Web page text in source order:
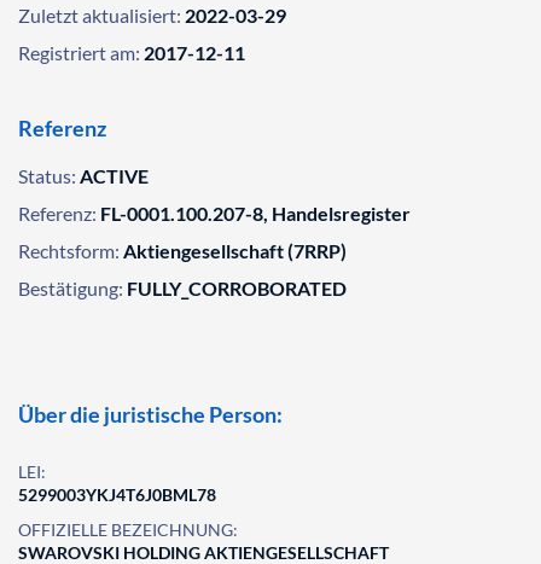
Zuletzt aktualisiert: 2022-03-29
Registriert am: 2017-12-11
Referenz
Status: ACTIVE
Referenz: FL-0001.100.207-8, Handelsregister
Rechtsform: Aktiengesellschaft (7RRP)
Bestätigung: FULLY_CORROBORATED
Über die juristische Person:
LEI:
5299003YKJ4T6J0BML78
OFFIZIELLE BEZEICHNUNG:
SWAROVSKI HOLDING AKTIENGESELLSCHAFT